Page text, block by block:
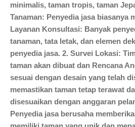
minimalis, taman tropis, taman
Tanaman: Penyedia jasa biasanya
Layanan Konsultasi: Banyak
tanaman, tata letak, dan elemen
penyedia jasa. 2. Survei Lokasi:
taman akan dibuat dan Rencana
sesuai dengan desain yang telah
memastikan taman tetap terawat
disesuaikan dengan anggaran
Penyedia jasa berusaha